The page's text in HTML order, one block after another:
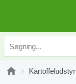
Kartoffeludstyr